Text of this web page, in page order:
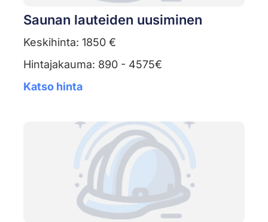
Saunan lauteiden uusiminen
Keskihinta: 1850 €
Hintajakauma: 890 - 4575€
Katso hinta